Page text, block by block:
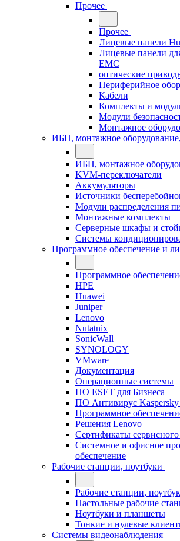
Прочее
Прочее
Лицевые панели
Лицевые панели
EMC
оптические
Периферийное
Кабели
Комплекты и
Модули
Монтажное
ИБП, монтажное
ИБП, монтажное
KVM-переключатели
Аккумуляторы
Источники
Модули распределения
Монтажные комплекты
Серверные шкафы и
Системы
Программное обеспечение и
Программное
HPE
Huawei
Juniper
Lenovo
Nutatnix
SonicWall
SYNOLOGY
VMware
Документация
Операционные системы
ПО ESET для Бизнеса
ПО Антивирус Kaspersky
Программное
Решения Lenovo
Сертификаты
Системное и офисное
обеспечение
Рабочие станции, ноутбуки
Рабочие станции,
Настольные рабочие
Ноутбуки и планшеты
Тонкие и нулевые
Системы видеонаблюдения